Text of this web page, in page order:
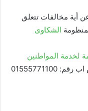
أية مخالفات تتعلق
الشكاوى
لخدمة المواطنين
بالهيئة القومية لسلامة الغذاء أو علي واتس اب رقم: 01555771100